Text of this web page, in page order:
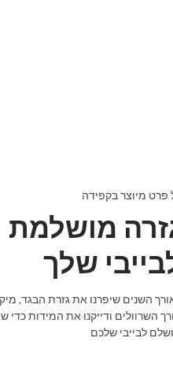
פרט מיוצר בקפידה
מושלמת
שלך
השנים שיפרנו את גזרת הבגד,
השרוולים ודייקנו את המידות כדי
לבייבי שלכם